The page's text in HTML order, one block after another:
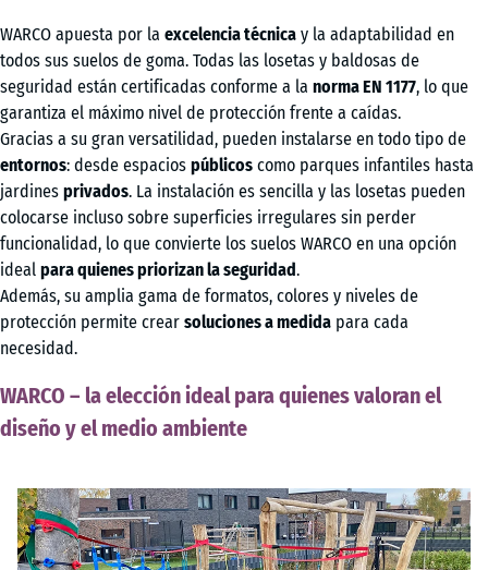
WARCO apuesta por la excelencia técnica y la adaptabilidad en
todos sus suelos de goma. Todas las losetas y baldosas de
seguridad están certificadas conforme a la norma EN 1177, lo que
garantiza el máximo nivel de protección frente a caídas.
Gracias a su gran versatilidad, pueden instalarse en todo tipo de
entornos: desde espacios públicos como parques infantiles hasta
jardines privados. La instalación es sencilla y las losetas pueden
colocarse incluso sobre superficies irregulares sin perder
funcionalidad, lo que convierte los suelos WARCO en una opción
ideal para quienes priorizan la seguridad.
Además, su amplia gama de formatos, colores y niveles de
protección permite crear soluciones a medida para cada
necesidad.
WARCO – la elección ideal para quienes valoran el
diseño y el medio ambiente